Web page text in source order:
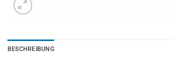
BESCHREIBUNG